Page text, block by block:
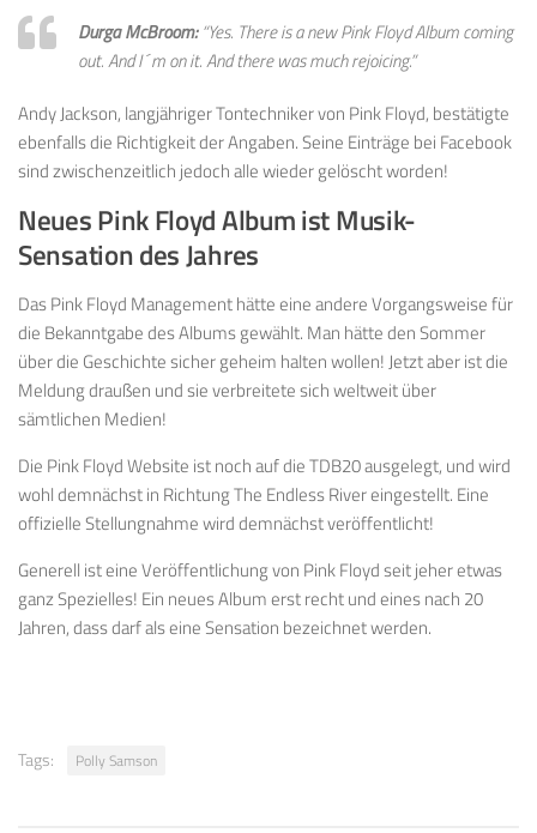
Durga McBroom:“Yes. There is a new Pink Floyd Album coming
out. And I´m on it. And there was much rejoicing.”
Andy Jackson, langjähriger Tontechniker von Pink Floyd, bestätigte
ebenfalls die Richtigkeit der Angaben. Seine Einträge bei Facebook
sind zwischenzeitlich jedoch alle wieder gelöscht worden!
Neues Pink Floyd Album ist Musik-
Sensation des Jahres
Das Pink Floyd Management hätte eine andere Vorgangsweise für
die Bekanntgabe des Albums gewählt. Man hätte den Sommer
über die Geschichte sicher geheim halten wollen! Jetzt aber ist die
Meldung draußen und sie verbreitete sich weltweit über
sämtlichen Medien!
Die Pink Floyd Website ist noch auf die TDB20 ausgelegt, und wird
wohl demnächst in Richtung The Endless River eingestellt. Eine
offizielle Stellungnahme wird demnächst veröffentlicht!
Generell ist eine Veröffentlichung von Pink Floyd seit jeher etwas
ganz Spezielles! Ein neues Album erst recht und eines nach 20
Jahren, dass darf als eine Sensation bezeichnet werden.
Tags: Polly Samson